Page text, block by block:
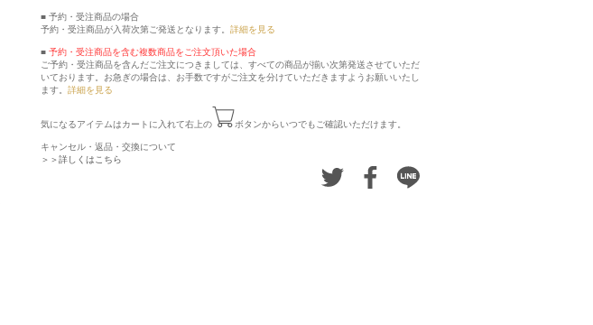
■ 予約・受注商品の場合
予約・受注商品が入荷次第ご発送となります。 詳細を見る
■ 予約・受注商品を含む複数商品をご注文頂いた場合
ご予約・受注商品を含んだご注文につきましては、すべての商品が揃い次第発送させていただ
いております。お急ぎの場合は、お手数ですがご注文を分けていただきますようお願いいたし
ます。 詳細を見る
気になるアイテムはカートに入れて右上の ボタンからいつでもご確認いただけます。
キャンセル・返品・交換について
＞＞詳しくはこちら